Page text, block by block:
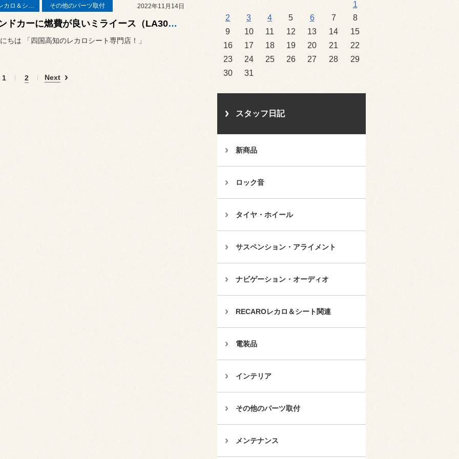
RECAROレカロ＆シート関連 その他のパーツ取付 2022年11月14日
セカンドカーに燃費が良いミライース（LA300S）を購入したんですが、怒涛のカスタムでどっちがメインカーか分からなくなっちゃいました！ レカロシート・マフラー交換編
ちは 「四国高知のレカロシート専門店！」
1 2 Next
1
2
3 4 5 6 7
8
9
10 11 12 13 14
15
16
17 18 19 20 21
22
23
24 25 26 27 28
29
30
31
スタッフ日記
新商品
ロック音
タイヤ・ホイール
サスペンション・アライメント
ナビゲーション・オーディオ
RECAROレカロ＆シート関連
電装品
インテリア
その他のパーツ取付
メンテナンス